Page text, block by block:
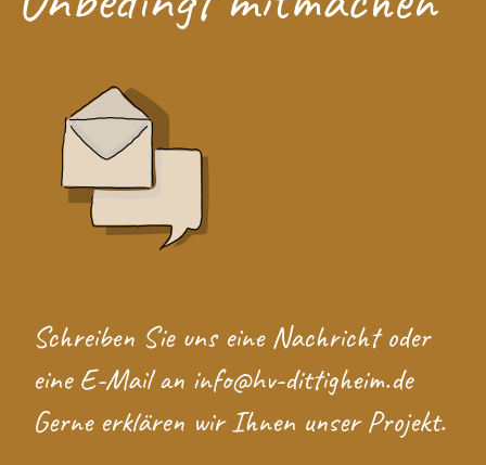
Schreiben Sie uns eine Nachrichtoder
eine E-Mail an info@hv-dittigheim.de
Gerne erklären wir Ihnen unser Projekt.